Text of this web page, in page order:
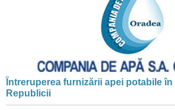
Întreruperea furnizării apei potabile
Republicii